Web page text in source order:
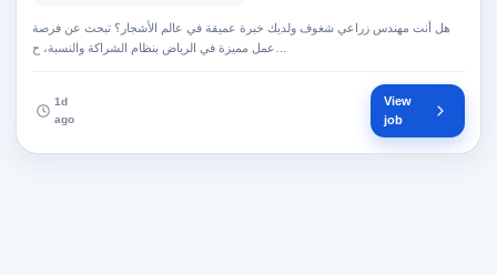
هل أنت مهندس زراعي شغوف ولديك خبرة عميقة في عالم الأشجار؟ تبحث عن فرصة
1d
ago
View
job